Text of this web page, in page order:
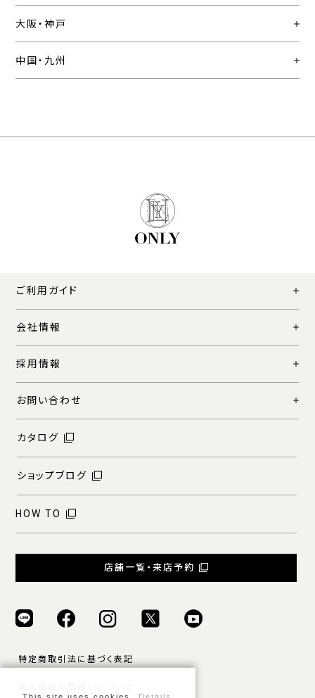
大阪・神戸
中国・九州
ご利用ガイド
会社情報
採用情報
お問い合わせ
カタログ
ショップブログ
HOW TO
店舗一覧・来店予約
特定商取引法に基づく表記